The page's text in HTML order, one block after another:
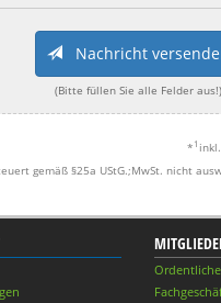
Nachricht
(Bitte füllen Sie alle Felder aus!)
* 1
gemäß §25a UStG.;MwSt. nicht